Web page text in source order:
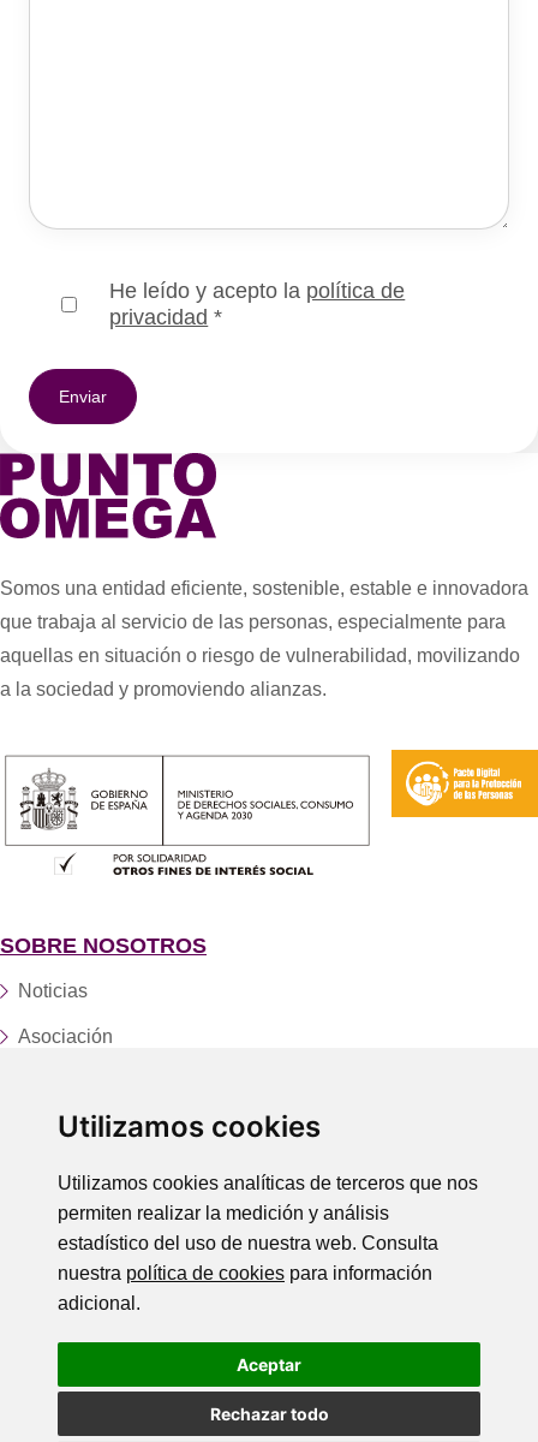
Utilizamos cookies
Utilizamos cookies analíticas de terceros que nos
permiten realizar la medición y análisis
estadístico del uso de nuestra web. Consulta
nuestra política de cookies para información
adicional.
Aceptar
Rechazar todo
He leído y acepto la política de
privacidad *
Somos una entidad eficiente, sostenible, estable e innovadora
que trabaja al servicio de las personas, especialmente para
aquellas en situación o riesgo de vulnerabilidad, movilizando
a la sociedad y promoviendo alianzas.
SOBRE NOSOTROS
Noticias
Asociación
Servicios y centros
Trabaja con nosotros
Donaciones
Contacto